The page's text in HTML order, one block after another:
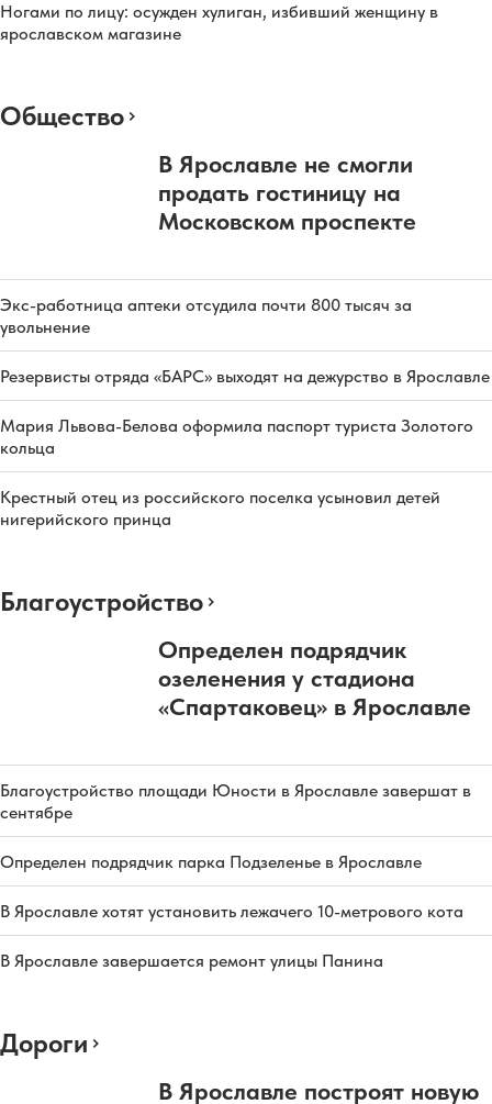
Ногами по лицу: осужден хулиган, избивший женщину в
ярославском магазине
Общество
В Ярославле не смогли
продать гостиницу на
Московском проспекте
Экс-работница аптеки отсудила почти 800 тысяч за
увольнение
Резервисты отряда «БАРС» выходят на дежурство в Ярославле
Мария Львова-Белова оформила паспорт туриста Золотого
кольца
Крестный отец из российского поселка усыновил детей
нигерийского принца
Благоустройство
Определен подрядчик
озеленения у стадиона
«Спартаковец» в Ярославле
Благоустройство площади Юности в Ярославле завершат в
сентябре
Определен подрядчик парка Подзеленье в Ярославле
В Ярославле хотят установить лежачего 10-метрового кота
В Ярославле завершается ремонт улицы Панина
Дороги
В Ярославле построят новую